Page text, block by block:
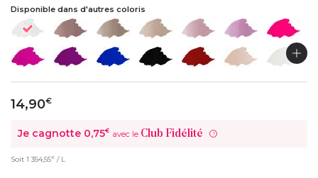
Disponible dans d'autres coloris
14,90€
Je cagnotte 0,75€ avec le Club Fidélité ?
Soit 1 354,55€ / L